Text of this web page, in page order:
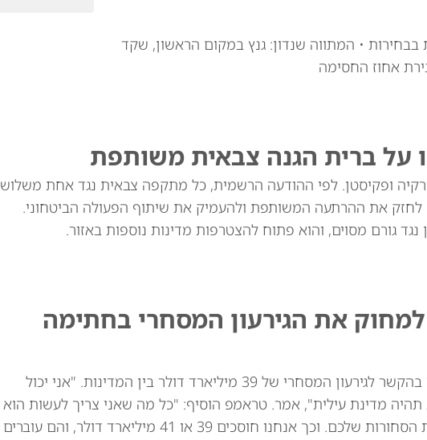
• המתווה שנדון: גנץ במקום הראשון, שקד
אחוז החסימה
על ברית הגנה צבאית משותפת
ופקיסטן. לפי ההודעה הרשמית, כל מתקפה צבאית נגד אחת משלוש
את ההרתעה המשותפת ולהעמיק את שיתוף הפעולה הביטחוני.
נגד גורם מסוים, והוא פתוח להצטרפות מדינות נוספות באזור.
את הגירעון המסחרי בחתימה
נשיא ארה"ב דונלד טראמפ איים באופן מרומז על שוויץ בהקשר לגירעון המסחרי של 39 מיליארד דולר בין המדינות. "אני יכול
מדינת עילית", אמר. טראמפ הוסיף: "כל מה שאני צריך לעשות הוא
לומר: אני לא רוצה את השעונים שלכם. אני לא רוצה את הסחורות שלכם. וכך אנחנו חוסכים 39 או 41 מיליארד דולר, והם עוברים